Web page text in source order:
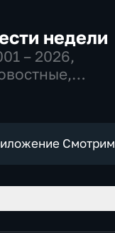
недели
– 2026,
Смотрим